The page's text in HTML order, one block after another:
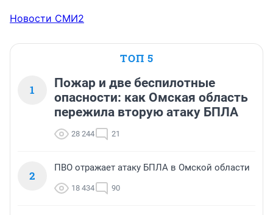
Новости СМИ2
ТОП 5
1
Пожар и две беспилотные
опасности: как Омская область
пережила вторую атаку БПЛА
28 244 21
2
ПВО отражает атаку БПЛА в Омской области
18 434 90